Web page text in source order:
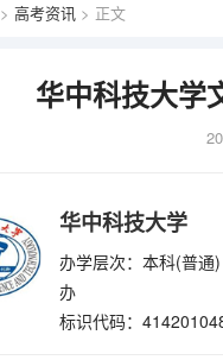
> 高考资讯 > 正文
华中科技大学
华中科技大学
办学层次：本科(普通)
办
标识代码：